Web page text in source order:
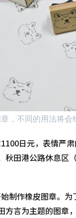
，不同的用法将会
日元，表情严
田港公路休息区
制作橡皮图章。为
方言为主题的图章